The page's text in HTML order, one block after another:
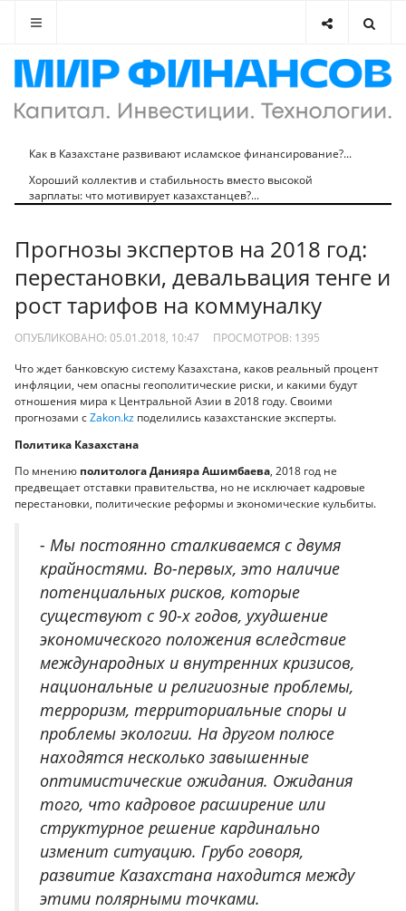
Как в Казахстане развивают исламское финансирование?...
Хороший коллектив и стабильность вместо высокой
зарплаты: что мотивирует казахстанцев?...
Прогнозы экспертов на 2018 год:
перестановки, девальвация тенге и
рост тарифов на коммуналку
ОПУБЛИКОВАНО: 05.01.2018, 10:47 ПРОСМОТРОВ: 1395
Что ждет банковскую систему Казахстана, каков реальный процент
инфляции, чем опасны геополитические риски, и какими будут
отношения мира к Центральной Азии в 2018 году. Своими
прогнозами сZakon.kz поделились казахстанские эксперты.
Политика Казахстана
По мнению политолога Данияра Ашимбаева, 2018 год не
предвещает отставки правительства, но не исключает кадровые
перестановки, политические реформы и экономические кульбиты.
- Мы постоянно сталкиваемся с двумя
крайностями. Во-первых, это наличие
потенциальных рисков, которые
существуют с 90-х годов, ухудшение
экономического положения вследствие
международных и внутренних кризисов,
национальные и религиозные проблемы,
терроризм, территориальные споры и
проблемы экологии. На другом полюсе
находятся несколько завышенные
оптимистические ожидания. Ожидания
того, что кадровое расширение или
структурное решение кардинально
изменит ситуацию. Грубо говоря,
развитие Казахстана находится между
этими полярными точками.